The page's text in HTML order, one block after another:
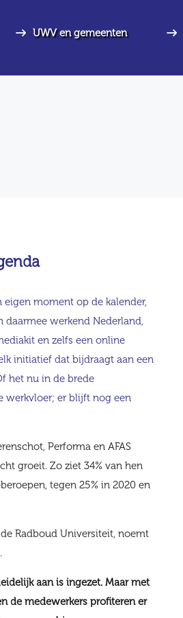
UWV en gemeenten
moment op de kalender,
daarmee werkend Nederland,
en zelfs een online
initiatief dat bijdraagt aan een
het nu in de brede
werkvloer; er blijft nog een
Performa en AFAS
groeit. Zo ziet 34% van hen
tegen 25% in 2020 en
Radboud Universiteit, noemt
aan is ingezet. Maar met
de medewerkers profiteren er